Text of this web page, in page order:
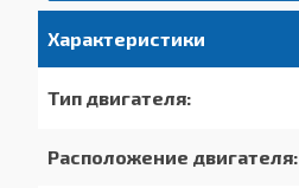
Характеристики
Тип двигателя:
Расположение двигателя: